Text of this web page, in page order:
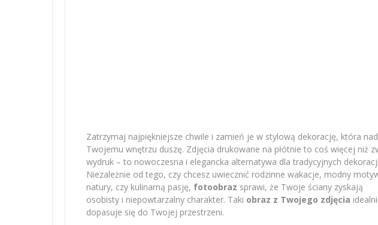
Zatrzymaj najpiękniejsze chwile i zamień je w stylową dekorację, która
Twojemu wnętrzu duszę. Zdjęcia drukowane na płótnie to coś więcej niż
wydruk – to nowoczesna i elegancka alternatywa dla tradycyjnych
Niezależnie od tego, czy chcesz uwiecznić rodzinne wakacje, modny
natury, czy kulinarną pasję, fotoobraz sprawi, że Twoje ściany zyskają
osobisty i niepowtarzalny charakter. Taki obraz z Twojego zdjęcia
dopasuje się do Twojej przestrzeni.